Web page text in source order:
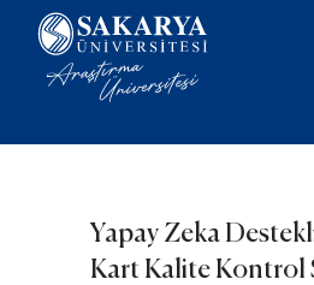
Yapay Zeka
Kart Kalite Kontrol